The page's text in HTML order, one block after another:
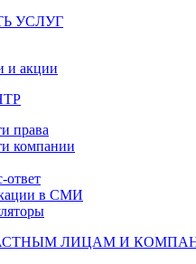
УСЛУГ
и акции
права
компании
ответ
в СМИ
ЛИЦАМ И